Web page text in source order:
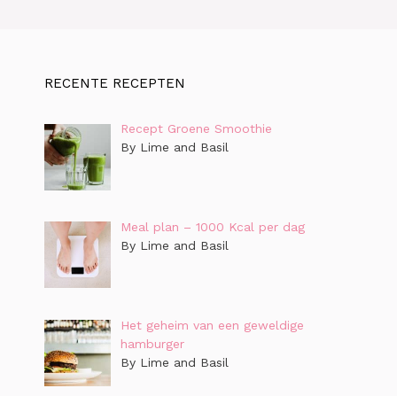
RECENTE RECEPTEN
Recept Groene Smoothie
By Lime and Basil
Meal plan – 1000 Kcal per dag
By Lime and Basil
Het geheim van een geweldige
hamburger
By Lime and Basil